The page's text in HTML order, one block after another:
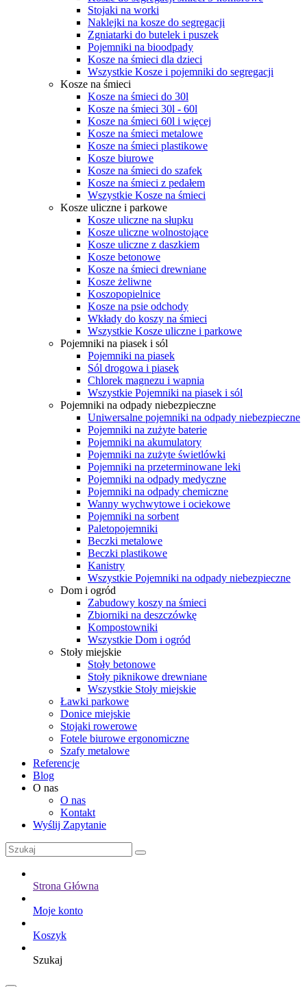
Stojaki na worki
Naklejki na kosze do segregacji
Zgniatarki do butelek i puszek
Pojemniki na bioodpady
Kosze na śmieci dla dzieci
Wszystkie Kosze i pojemniki do segregacji
Kosze na śmieci
Kosze na śmieci do 30l
Kosze na śmieci 30l - 60l
Kosze na śmieci 60l i więcej
Kosze na śmieci metalowe
Kosze na śmieci plastikowe
Kosze biurowe
Kosze na śmieci do szafek
Kosze na śmieci z pedałem
Wszystkie Kosze na śmieci
Kosze uliczne i parkowe
Kosze uliczne na słupku
Kosze uliczne wolnostojące
Kosze uliczne z daszkiem
Kosze betonowe
Kosze na śmieci drewniane
Kosze żeliwne
Koszopopielnice
Kosze na psie odchody
Wkłady do koszy na śmieci
Wszystkie Kosze uliczne i parkowe
Pojemniki na piasek i sól
Pojemniki na piasek
Sól drogowa i piasek
Chlorek magnezu i wapnia
Wszystkie Pojemniki na piasek i sól
Pojemniki na odpady niebezpieczne
Uniwersalne pojemniki na odpady niebezpieczne
Pojemniki na zużyte baterie
Pojemniki na akumulatory
Pojemniki na zużyte świetlówki
Pojemniki na przeterminowane leki
Pojemniki na odpady medyczne
Pojemniki na odpady chemiczne
Wanny wychwytowe i ociekowe
Pojemniki na sorbent
Paletopojemniki
Beczki metalowe
Beczki plastikowe
Kanistry
Wszystkie Pojemniki na odpady niebezpieczne
Dom i ogród
Zabudowy koszy na śmieci
Zbiorniki na deszczówkę
Kompostowniki
Wszystkie Dom i ogród
Stoły miejskie
Stoły betonowe
Stoły piknikowe drewniane
Wszystkie Stoły miejskie
Ławki parkowe
Donice miejskie
Stojaki rowerowe
Fotele biurowe ergonomiczne
Szafy metalowe
Referencje
Blog
O nas
O nas
Kontakt
Wyślij Zapytanie
Strona Główna
Moje konto
Koszyk
Szukaj